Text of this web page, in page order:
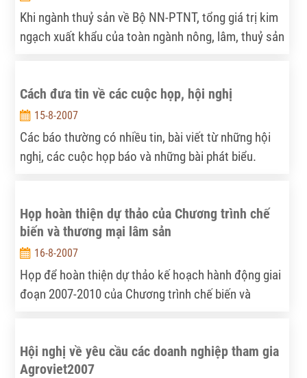
Khi ngành thuỷ sản về Bộ NN-PTNT, tổng giá trị kim
ngạch xuất khẩu của toàn ngành nông, lâm, thuỷ sản
Bộ mới cần phản ứng nhanh hơn với biến động của
thị trường.
Cách đưa tin về các cuộc họp, hội nghị
15-8-2007
Các báo thường có nhiều tin, bài viết từ những hội
nghị, các cuộc họp báo và những bài phát biểu.
được bàn tại hội nghị, cuộc họp. Chỉ khi đó, phóng
viên mới có thể đặt ra những câu hỏi hay và cho
người đọc một bài viết rõ ràng và hoàn chỉnh.
Họp hoàn thiện dự thảo của Chương trình chế
biến và thương mại lâm sản
16-8-2007
Họp để hoàn thiện dự thảo kế hoạch hành động giai
đoạn 2007-2010 của Chương trình chế biến và
Hội nghị về yêu cầu các doanh nghiệp tham gia
Agroviet2007